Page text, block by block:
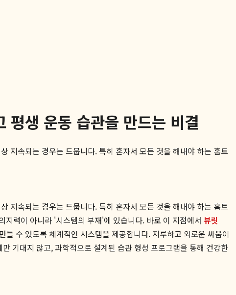
평생 운동 습관을 만드는 비결
지속되는 경우는 드뭅니다. 특히 혼자서 모든 것을 해내야 하는 홈트
지속되는 경우는 드뭅니다. 특히 혼자서 모든 것을 해내야 하는 홈트
력이 아니라 '시스템의 부재'에 있습니다. 바로 이 지점에서 뷰릿
수 있도록 체계적인 시스템을 제공합니다. 지루하고 외로운 싸움이
기대지 않고, 과학적으로 설계된 습관 형성 프로그램을 통해 건강한